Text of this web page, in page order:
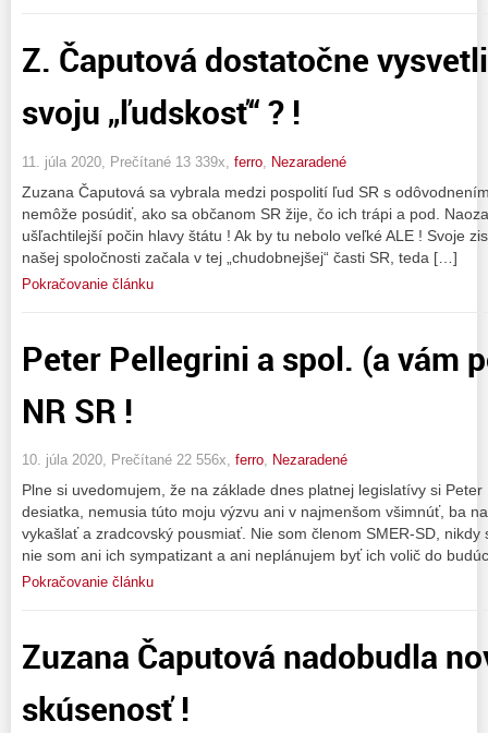
Z. Čaputová dostatočne
svoju „ľudskosť“ ? !
11. júla 2020, Prečítané 13 339x, ferro Nezaradené
Zuzana Čaputová sa vybrala medzi pospolití ľud SR s
nemôže posúdiť, ako sa občanom SR žije, čo ich trápi a pod.
ušľachtilejší počin hlavy štátu ! Ak by tu nebolo veľké ALE ! Svoje
našej spoločnosti začala v tej „chudobnejšej“ časti SR, teda […]
Pokračovanie článku
Peter Pellegrini a spol. (a vám
NR SR !
10. júla 2020, Prečítané 22 556x, ferro, Nezaradené
Plne si uvedomujem, že na základe dnes platnej legislatívy si
desiatka, nemusia túto moju výzvu ani v najmenšom všimnúť, ba
vykašlať a zradcovský pousmiať. Nie som členom SMER-SD, nikdy
nie som ani ich sympatizant a ani neplánujem byť ich volič do
Pokračovanie článku
Zuzana Čaputová nadobudla
skúsenosť !